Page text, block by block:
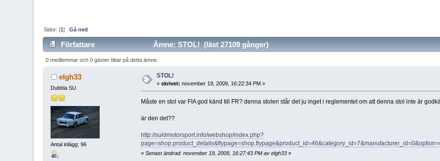
Sidor: [1]Gå ned
Författare Ämne: STOL! (läst 27109 gånger)
0 medlemmar och 0 gäster tittar på detta ämne.
elgh33
Dubbla SU
Antal inlägg: 96
STOL!
«skrivet: november 19, 2009, 16:22:34 PM »
Måste en stol var FIA god känd till FR? denna stolen står det ju inget i reglementet om att denna stol inte är
är den det??
http://suldmotorsport.info/webshop/index.php?
« Senast ändrad: november 19, 2009, 16:27:43 PM av elgh33»